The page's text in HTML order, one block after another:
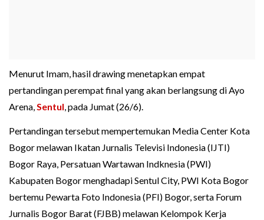
Menurut Imam, hasil drawing menetapkan empat
pertandingan perempat final yang akan berlangsung di Ayo
Arena,Sentul, pada Jumat (26/6).
Pertandingan tersebut mempertemukan Media Center Kota
Bogor melawan Ikatan Jurnalis Televisi Indonesia (IJTI)
Bogor Raya, Persatuan Wartawan Indknesia (PWI)
Kabupaten Bogor menghadapi Sentul City, PWI Kota Bogor
bertemu Pewarta Foto Indonesia (PFI) Bogor, serta Forum
Jurnalis Bogor Barat (FJBB) melawan Kelompok Kerja